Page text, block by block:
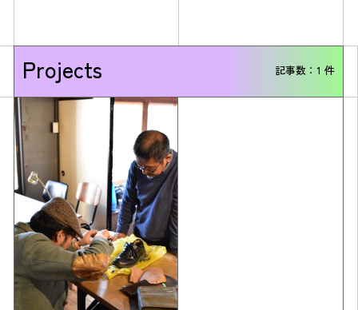
Projects 記事数：1 件